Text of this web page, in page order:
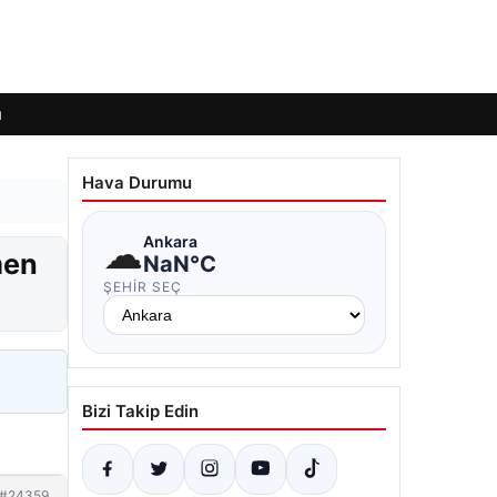
Hava Durumu
☁Ankara
NaN°C
ŞEHIR SEÇ
Bizi Takip Edin